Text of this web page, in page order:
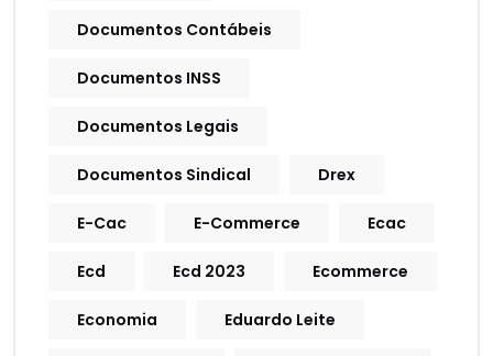
Documentos Contábeis
Documentos INSS
Documentos Legais
Documentos Sindical Drex
E-Cac E-Commerce Ecac
Ecd Ecd 2023 Ecommerce
Economia Eduardo Leite